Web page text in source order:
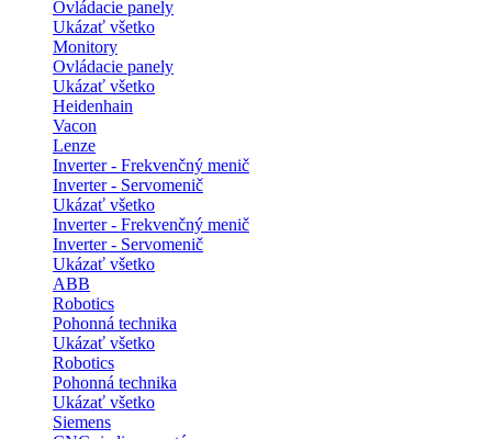
Ovládacie panely
Ukázať všetko
Monitory
Ovládacie panely
Ukázať všetko
Heidenhain
Vacon
Lenze
Inverter - Frekvenčný menič
Inverter - Servomenič
Ukázať všetko
Inverter - Frekvenčný menič
Inverter - Servomenič
Ukázať všetko
ABB
Robotics
Pohonná technika
Ukázať všetko
Robotics
Pohonná technika
Ukázať všetko
Siemens